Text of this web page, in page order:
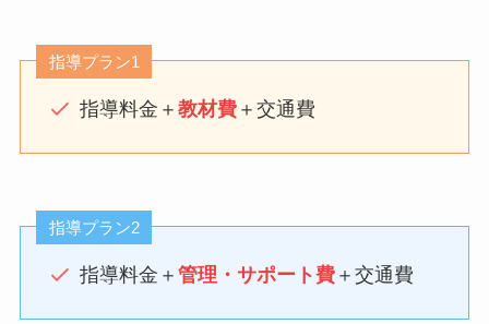
指導プラン1
指導料金＋ 教材費＋交通費
指導プラン2
指導料金＋ 管理・サポート費＋交通費